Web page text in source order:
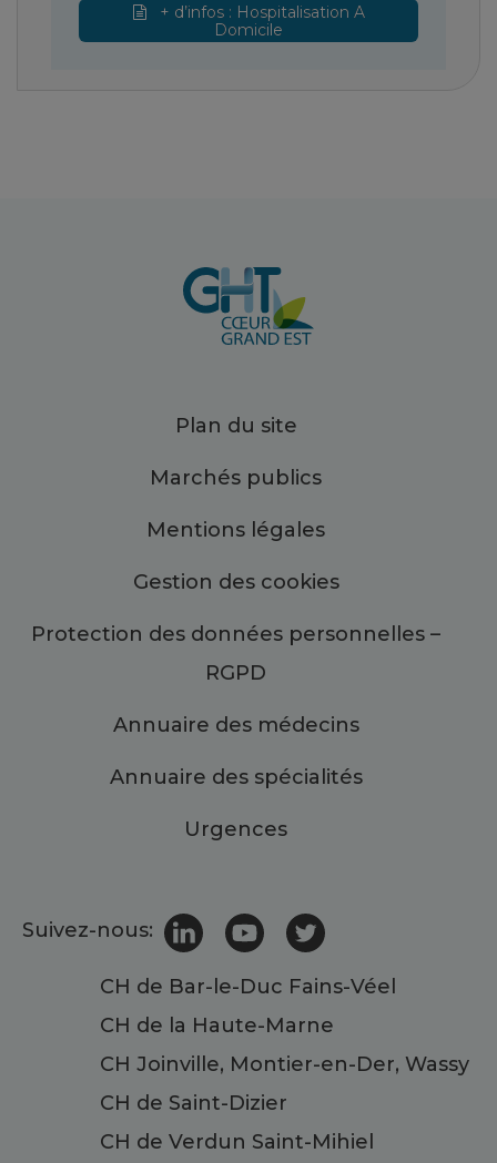
+ d’infos : Hospitalisation A
Domicile
Plan du site
Marchés publics
Mentions légales
Gestion des cookies
Protection des données personnelles –
RGPD
Annuaire des médecins
Annuaire des spécialités
Urgences
Suivez-nous:
CH de Bar-le-Duc Fains-Véel
CH de la Haute-Marne
CH Joinville, Montier-en-Der, Wassy
CH de Saint-Dizier
CH de Verdun Saint-Mihiel